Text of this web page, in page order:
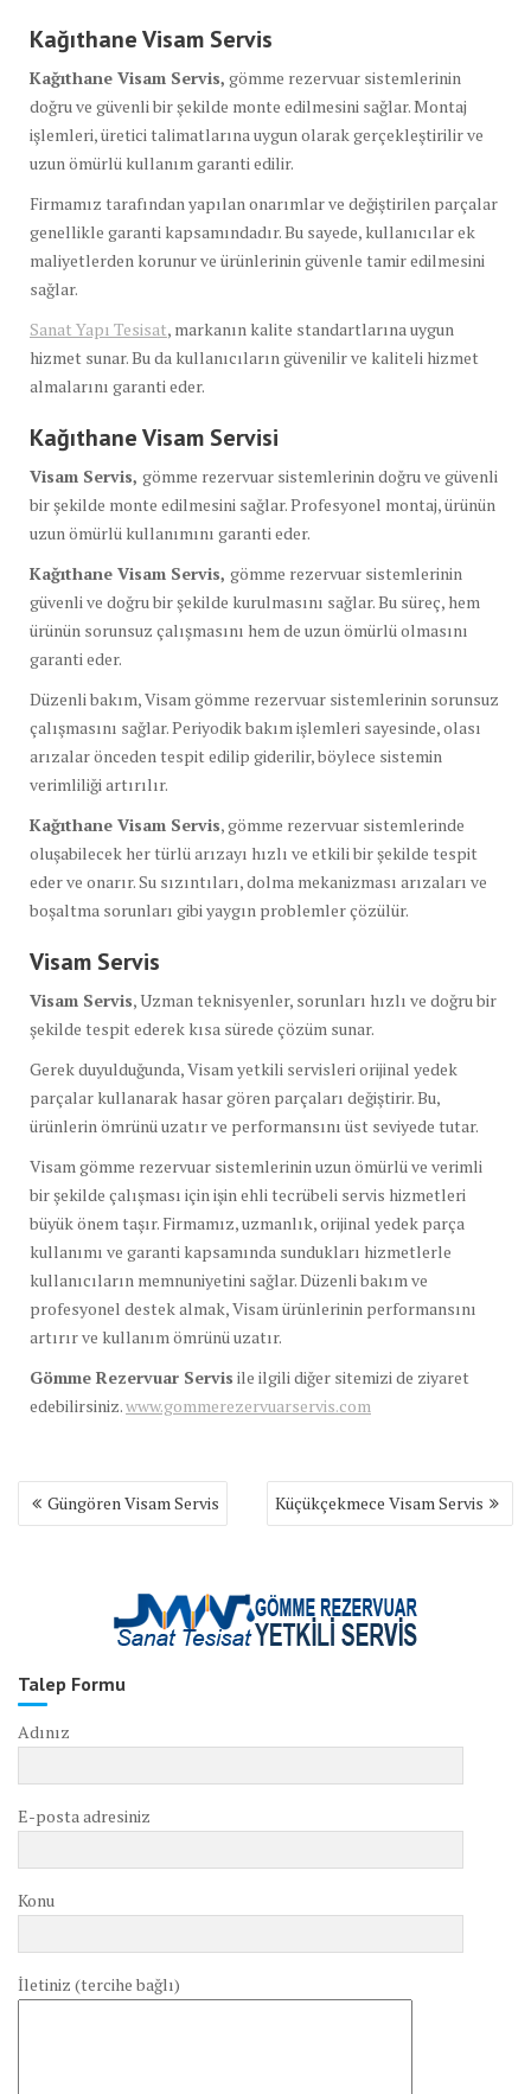
Kağıthane Visam Servis
Kağıthane Visam Servis, gömme rezervuar sistemlerinin
doğru ve güvenli bir şekilde monte edilmesini sağlar. Montaj
işlemleri, üretici talimatlarına uygun olarak gerçekleştirilir ve
uzun ömürlü kullanım garanti edilir.
Firmamız tarafından yapılan onarımlar ve değiştirilen parçalar
genellikle garanti kapsamındadır. Bu sayede, kullanıcılar ek
maliyetlerden korunur ve ürünlerinin güvenle tamir edilmesini
sağlar.
Sanat Yapı Tesisat, markanın kalite standartlarına uygun
hizmet sunar. Bu da kullanıcıların güvenilir ve kaliteli hizmet
almalarını garanti eder.
Kağıthane Visam Servisi
Visam Servis, gömme rezervuar sistemlerinin doğru ve güvenli
bir şekilde monte edilmesini sağlar. Profesyonel montaj, ürünün
uzun ömürlü kullanımını garanti eder.
Kağıthane Visam Servis, gömme rezervuar sistemlerinin
güvenli ve doğru bir şekilde kurulmasını sağlar. Bu süreç, hem
ürünün sorunsuz çalışmasını hem de uzun ömürlü olmasını
garanti eder.
Düzenli bakım, Visam gömme rezervuar sistemlerinin sorunsuz
çalışmasını sağlar. Periyodik bakım işlemleri sayesinde, olası
arızalar önceden tespit edilip giderilir, böylece sistemin
verimliliği artırılır.
Kağıthane Visam Servis, gömme rezervuar sistemlerinde
oluşabilecek her türlü arızayı hızlı ve etkili bir şekilde tespit
eder ve onarır. Su sızıntıları, dolma mekanizması arızaları ve
boşaltma sorunları gibi yaygın problemler çözülür.
Visam Servis
Visam Servis, Uzman teknisyenler, sorunları hızlı ve doğru bir
şekilde tespit ederek kısa sürede çözüm sunar.
Gerek duyulduğunda, Visam yetkili servisleri orijinal yedek
parçalar kullanarak hasar gören parçaları değiştirir. Bu,
ürünlerin ömrünü uzatır ve performansını üst seviyede tutar.
Visam gömme rezervuar sistemlerinin uzun ömürlü ve verimli
bir şekilde çalışması için işin ehli tecrübeli servis hizmetleri
büyük önem taşır. Firmamız, uzmanlık, orijinal yedek parça
kullanımı ve garanti kapsamında sundukları hizmetlerle
kullanıcıların memnuniyetini sağlar. Düzenli bakım ve
profesyonel destek almak, Visam ürünlerinin performansını
artırır ve kullanım ömrünü uzatır.
Gömme Rezervuar Servis ile ilgili diğer sitemizi de ziyaret
edebilirsiniz.www.gommerezervuarservis.com
Yazı
gezinmesi
Güngören Visam Servis Küçükçekmece Visam Servis
Talep Formu
Adınız
E-posta adresiniz
Konu
İletiniz (tercihe bağlı)